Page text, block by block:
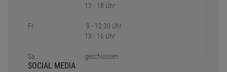
Fr:
Sa.:
13 - 18 Uhr
9 - 12:30 Uhr
13 - 16 Uhr
geschlossen
SOCIAL MEDIA